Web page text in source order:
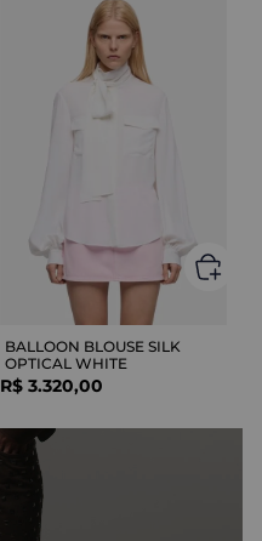
BALLOON BLOUSE SILK
OPTICAL WHITE
R$ 3.320,00